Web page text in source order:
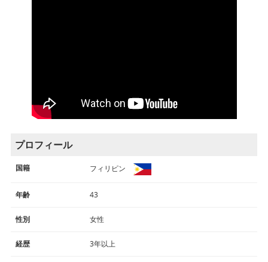
プロフィール
国籍 フィリピン
年齢 43
性別 女性
経歴 3年以上